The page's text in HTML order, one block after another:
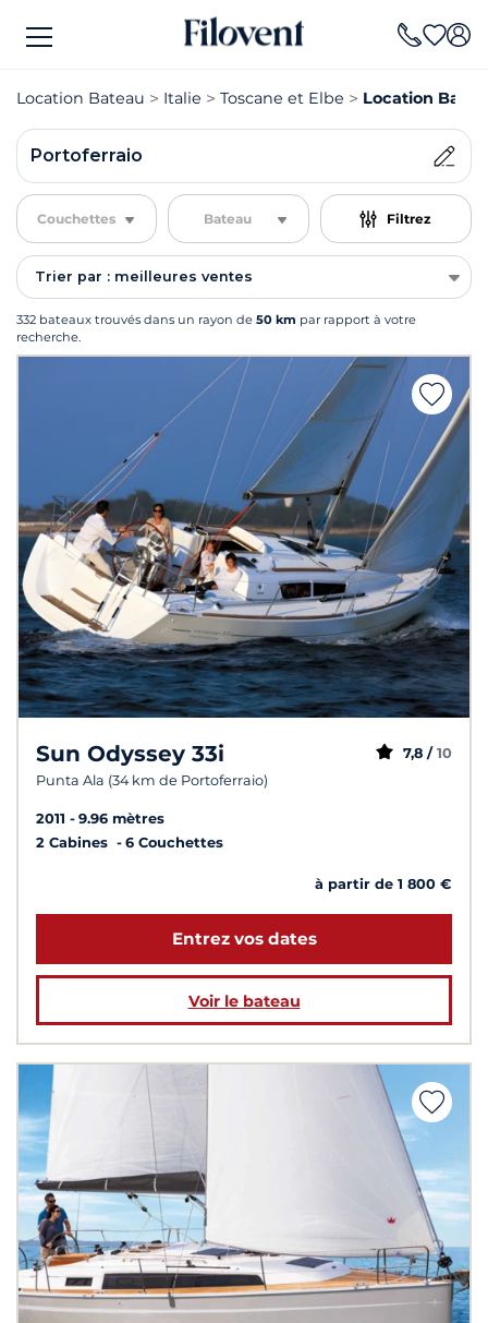
Location Bateau Italie Toscane et Elbe Location
Portoferraio
Couchettes Bateau Filtrez
Trier par : meilleures ventes
332 bateaux trouvés dans un rayon de 50 km par rapport à votre
recherche.
Sun Odyssey 33i
Punta Ala (34 km de Portoferraio)
7,8 / 10
2011
9.96 mètres
2 Cabines
6 Couchettes
à partir de 1 800 €
Entrez vos dates
Voir le bateau